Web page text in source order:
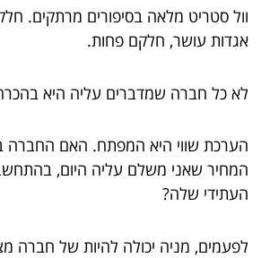
וול סטריט מלאה בסיפורים מרתקים.
אגדות עושר, חלקם פחות.
לא כל חברה שמדברים עליה היא
הערכת שווי היא המפתח. האם החברה
המחיר שאני משלם עליה היום,
העתידי שלה?
לפעמים, מניה יכולה להיות של חברה